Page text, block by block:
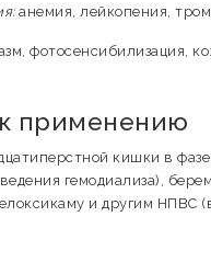
анемия, лейкопения,
фотосенсибилизация,
применению
кишки в
гемодиализа),
и другим НПВС